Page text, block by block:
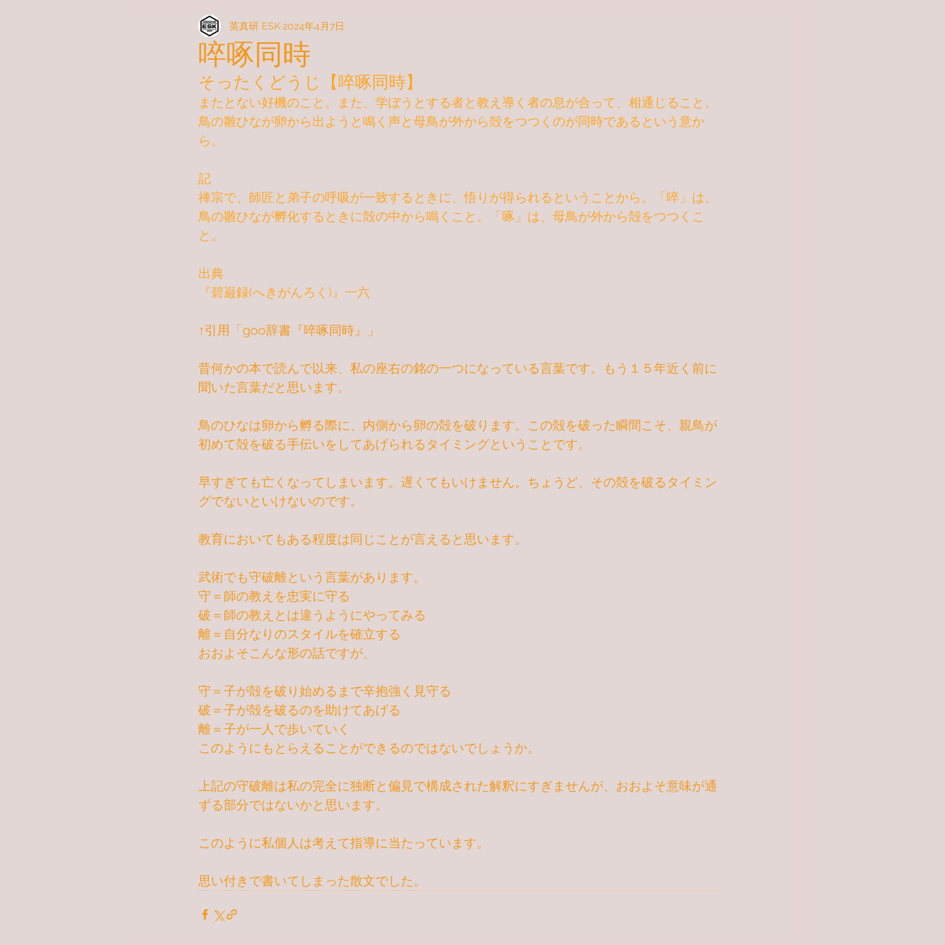
啐啄同時
英真研 ESK 2024年4月7日
そったくどうじ【啐啄同時】
またとない好機のこと。また、学ぼうとする者と教え導く者の息が合って、相通じること。
鳥の雛ひなが卵から出ようと鳴く声と母鳥が外から殻をつつくのが同時であるという意か
ら。
記
禅宗で、師匠と弟子の呼吸が一致するときに、悟りが得られるということから。「啐」は、
鳥の雛ひなが孵化するときに殻の中から鳴くこと。「啄」は、母鳥が外から殻をつつくこ
と。
出典
『碧巌録(へきがんろく)』一六
↑引用「goo辞書『啐啄同時』」
昔何かの本で読んで以来、私の座右の銘の一つになっている言葉です。もう１５年近く前に
聞いた言葉だと思います。
鳥のひなは卵から孵る際に、内側から卵の殻を破ります。この殻を破った瞬間こそ、親鳥が
初めて殻を破る手伝いをしてあげられるタイミングということです。
早すぎても亡くなってしまいます。遅くてもいけません。ちょうど、その殻を破るタイミン
グでないといけないのです。
教育においてもある程度は同じことが言えると思います。
武術でも守破離という言葉があります。
守＝師の教えを忠実に守る
破＝師の教えとは違うようにやってみる
離＝自分なりのスタイルを確立する
おおよそこんな形の話ですが、
守＝子が殻を破り始めるまで辛抱強く見守る
破＝子が殻を破るのを助けてあげる
離＝子が一人で歩いていく
このようにもとらえることができるのではないでしょうか。
上記の守破離は私の完全に独断と偏見で構成された解釈にすぎませんが、おおよそ意味が通
ずる部分ではないかと思います。
このように私個人は考えて指導に当たっています。
思い付きで書いてしまった散文でした。